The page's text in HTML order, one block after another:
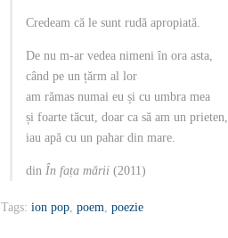
Credeam că le sunt rudă apropiată.
De nu m-ar vedea nimeni în ora asta,
când pe un țărm al lor
am rămas numai eu și cu umbra mea
și foarte tăcut, doar ca să am un prieten,
iau apă cu un pahar din mare.
din În fața mării (2011)
Tags: ion pop, poem, poezie